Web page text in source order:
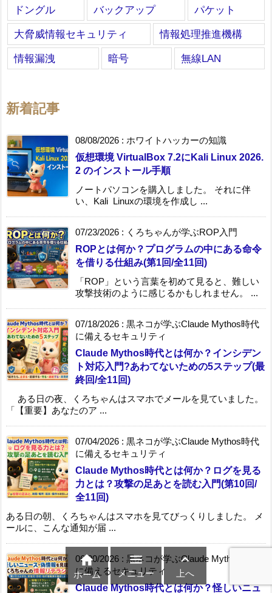
ドングル
バックアップ
パケット
大脅威情報セキュリティ
情報処理推進機構
情報漏洩
暗号 無線LAN
新着記事
08/08/2026 : ホワイトハッカーの知識
仮想環境 VirtualBox 7.2にKali Linux 2026.
2 のインストール手順
ノートパソコンを購入しました。 それに伴
い、Kali Linuxの環境を作成し ...
07/23/2026 : くろちゃんが学ぶROP入門
ROPとは何か？プログラムの中にある命令
を借りる仕組み(第1回/全11回)
「ROP」という言葉を初めて見ると、難しい
攻撃技術のように感じるかもしれません。 ...
07/18/2026 : 黒ネコが学ぶClaude Mythos時代
に備えるセキュリティ
Claude Mythos時代とは何か？インシデン
ト対応入門?あわてないための5ステップ(最
終回/全11回)
ある日の夜、くろちゃんはスマホでメールを見ていました。
「【重要】あなたのア ...
07/04/2026 : 黒ネコが学ぶClaude Mythos時代
に備えるセキュリティ
Claude Mythos時代とは何か？ログを見る
力とは？攻撃の足あとを読む入門(第10回/
全11回)
ある日の朝、くろちゃんはスマホを見てびっくりしました。 メ
ールに、こんな通知が届 ...
06/20/2026 : 黒ネコが学ぶClaude Mythos時代
に備えるセキュリティ
Claude Mythos時代とは何か？怪しいニュ

ホーム

メニュー

上へ